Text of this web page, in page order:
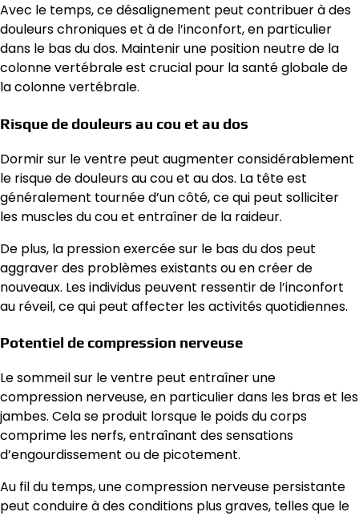
Avec le temps, ce désalignement peut contribuer à des
douleurs chroniques et à de l’inconfort, en particulier
dans le bas du dos. Maintenir une position neutre de la
colonne vertébrale est crucial pour la santé globale de
la colonne vertébrale.
Risque de douleurs au cou et au dos
Dormir sur le ventre peut augmenter considérablement
le risque de douleurs au cou et au dos. La tête est
généralement tournée d’un côté, ce qui peut solliciter
les muscles du cou et entraîner de la raideur.
De plus, la pression exercée sur le bas du dos peut
aggraver des problèmes existants ou en créer de
nouveaux. Les individus peuvent ressentir de l’inconfort
au réveil, ce qui peut affecter les activités quotidiennes.
Potentiel de compression nerveuse
Le sommeil sur le ventre peut entraîner une
compression nerveuse, en particulier dans les bras et les
jambes. Cela se produit lorsque le poids du corps
comprime les nerfs, entraînant des sensations
d’engourdissement ou de picotement.
Au fil du temps, une compression nerveuse persistante
peut conduire à des conditions plus graves, telles que le